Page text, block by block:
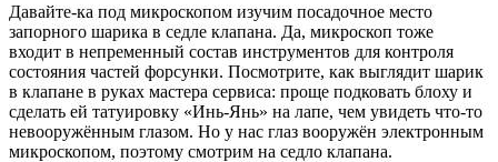
Давайте-ка под микроскопом изучим посадочное место
запорного шарика в седле клапана. Да, микроскоп тоже
входит в непременный состав инструментов для контроля
состояния частей форсунки. Посмотрите, как выглядит шарик
в клапане в руках мастера сервиса: проще подковать блоху и
сделать ей татуировку «Инь-Янь» на лапе, чем увидеть что-то
невооружённым глазом. Но у нас глаз вооружён электронным
микроскопом, поэтому смотрим на седло клапана.